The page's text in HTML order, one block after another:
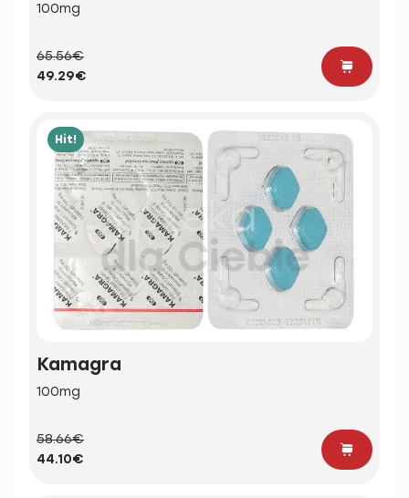
100mg
65.56€
49.29€
Hit!
Kamagra
100mg
58.66€
44.10€